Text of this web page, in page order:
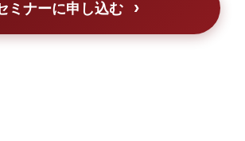
ミナーに申し込む